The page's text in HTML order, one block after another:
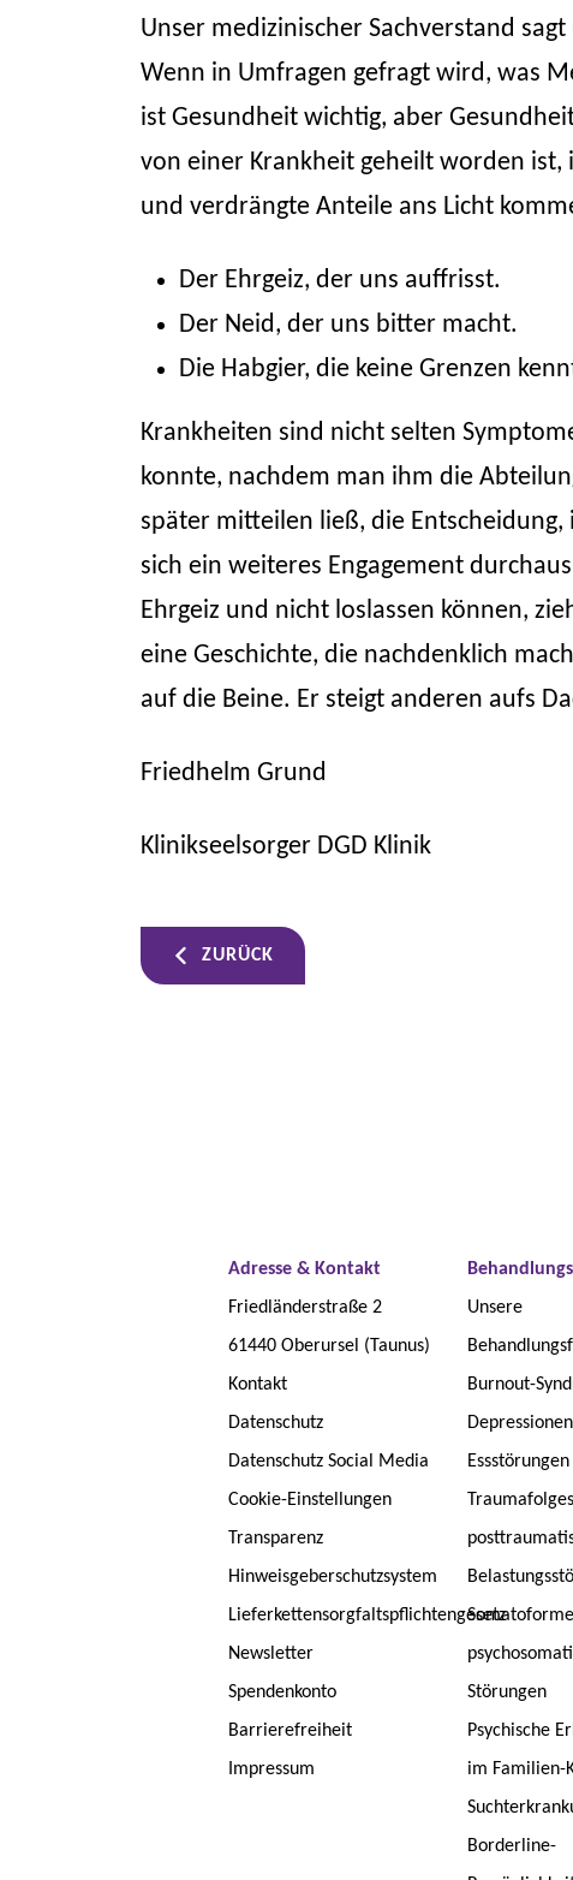
Unser medizinischer Sachverstand
Wenn in Umfragen gefragt wird, was
ist Gesundheit wichtig, aber
von einer Krankheit geheilt worden ist,
und verdrängte Anteile ans Licht
Der Ehrgeiz, der uns auffrisst.
Der Neid, der uns bitter macht.
Die Habgier, die keine Grenzen
Krankheiten sind nicht selten
konnte, nachdem man ihm die
später mitteilen ließ, die
sich ein weiteres Engagement
Ehrgeiz und nicht loslassen können,
eine Geschichte, die nachdenklich
auf die Beine. Er steigt anderen aufs
Friedhelm Grund
Klinikseelsorger DGD Klinik
ZURÜCK
Adresse & Kontakt
Friedländerstraße 2
61440 Oberursel (Taunus)
Kontakt
Datenschutz
Datenschutz Social Media
Cookie-Einstellungen
Transparenz
Hinweisgeberschutzsystem
Lieferkettensorgfaltspflichtengesetz
Newsletter
Spendenkonto
Barrierefreiheit
Impressum
Unsere
Burnout-
Depressionen
Essstörungen
Störungen
Psychische
im Familien-
Borderline-